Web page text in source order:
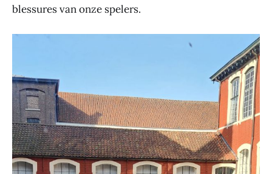
blessures van onze spelers.